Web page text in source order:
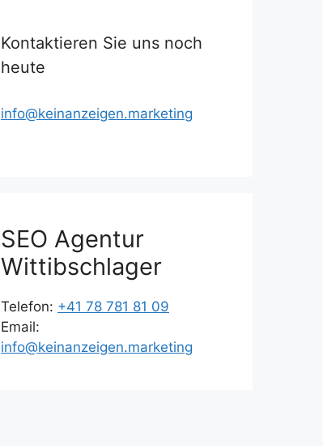
Kontaktieren Sie uns noch
heute
info@keinanzeigen.marketing
SEO Agentur
Wittibschlager
Telefon: +41 78 781 81 09
Email:
info@keinanzeigen.marketing